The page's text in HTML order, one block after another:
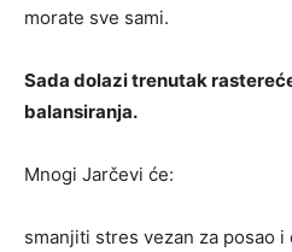
morate sve sami.
Sada dolazi trenutak
balansiranja.
Mnogi Jarčevi će:
smanjiti stres vezan za posao i